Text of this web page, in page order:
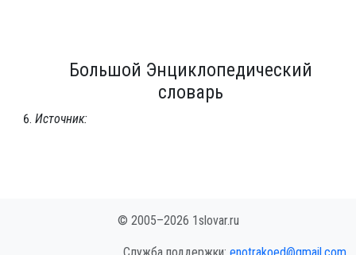
Большой Энциклопедический
словарь
Источник:
© 2005–2026 1slovar.ru